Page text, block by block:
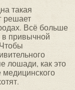
такая
решает
Всё больше
привычной
лошади, как это
медицинского